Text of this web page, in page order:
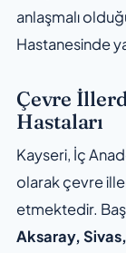
anlaşmalı
Hastanesinde
Çevre
Hastaları
Kayseri, İç
olarak çevre
etmektedir.
Aksaray,